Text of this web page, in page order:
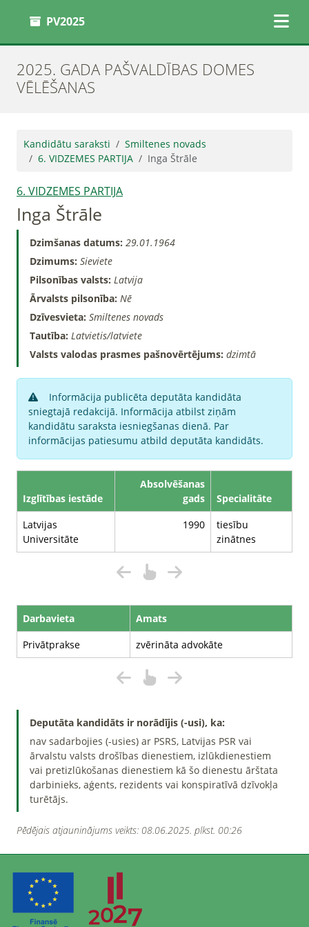
PV2025
2025. GADA PAŠVALDĪBAS DOMES
VĒLĒŠANAS
Kandidātu saraksti
Smiltenes novads
6. VIDZEMES PARTIJA
Inga Štrāle
6. VIDZEMES PARTIJA
Inga Štrāle
Dzimšanas datums: 29.01.1964
Dzimums: Sieviete
Pilsonības valsts: Latvija
Ārvalsts pilsonība: Nē
Dzīvesvieta: Smiltenes novads
Tautība: Latvietis/latviete
Valsts valodas prasmes pašnovērtējums: dzimtā
Informācija publicēta deputāta kandidāta
sniegtajā redakcijā. Informācija atbilst ziņām
kandidātu saraksta iesniegšanas dienā. Par
informācijas patiesumu atbild deputāta kandidāts.
Izglītības iestāde
Absolvēšanas
gads
Specialitāte
Latvijas
Universitāte
1990
tiesību
zinātnes
Darbavieta
Amats
Privātprakse
zvērināta advokāte
Deputāta kandidāts ir norādījis (-usi), ka:
nav sadarbojies (-usies) ar PSRS, Latvijas PSR vai
ārvalstu valsts drošības dienestiem, izlūkdienestiem
vai pretizlūkošanas dienestiem kā šo dienestu ārštata
darbinieks, aģents, rezidents vai konspiratīvā dzīvokļa
turētājs.
Pēdējais atjauninājums veikts: 08.06.2025. plkst. 00:26